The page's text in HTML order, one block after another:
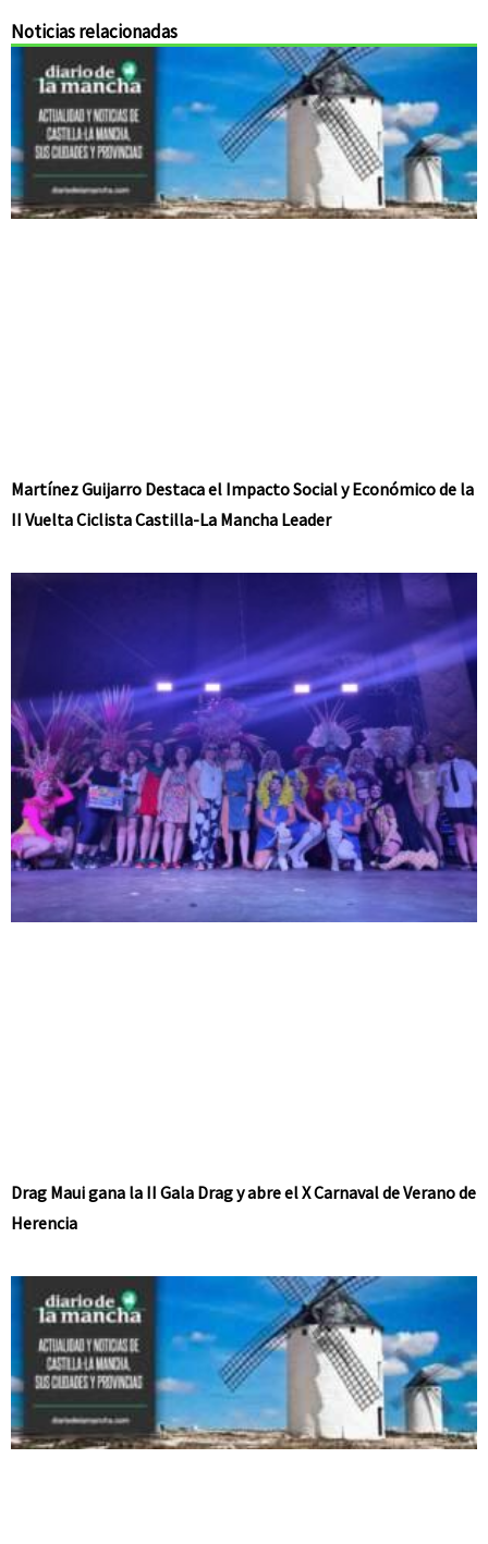
Noticias relacionadas
Martínez Guijarro Destaca el Impacto Social y Económico de la
II Vuelta Ciclista Castilla-La Mancha Leader
Drag Maui gana la II Gala Drag y abre el X Carnaval de Verano de
Herencia